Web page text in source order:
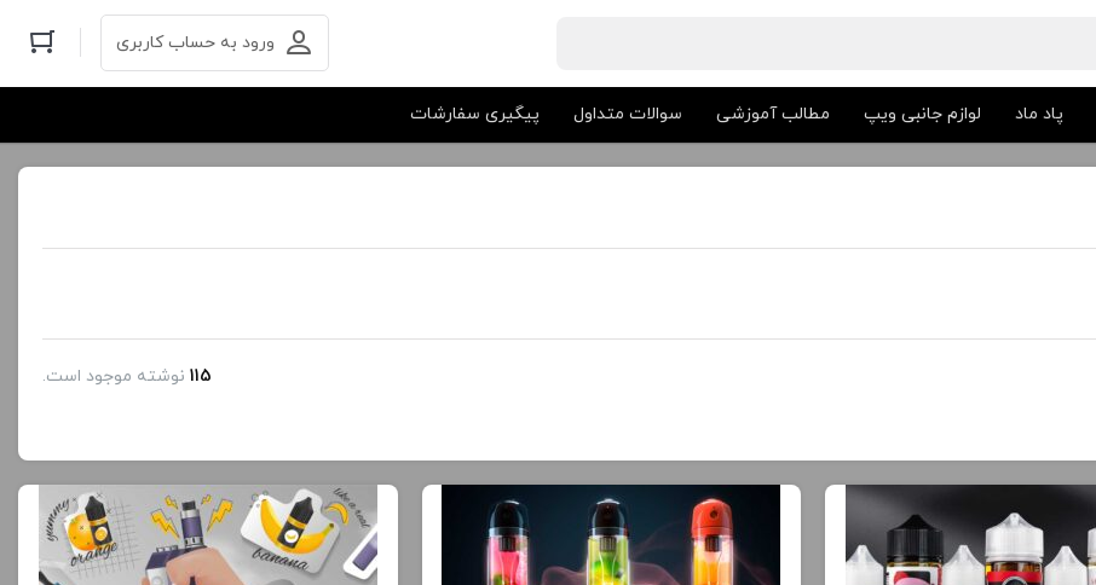
ورود به حساب کاربری
پاد ماد لوازم جانبی ویپ مطالب آموزشی سوالات متداول پیگیری سفارشات
115 نوشته موجود است.